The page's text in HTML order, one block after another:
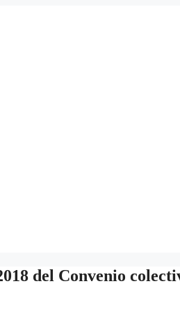
del Convenio